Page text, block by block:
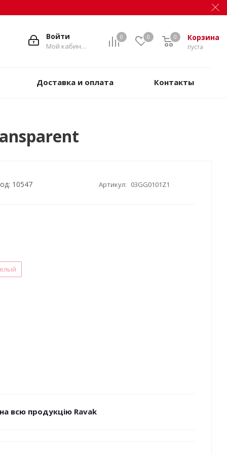
0 0 Корзина
пуста
0
Войти
Мой кабинет
Доставка и оплата Контакты
10547 Артикул: 03GG0101Z1
всю продукцію Ravak